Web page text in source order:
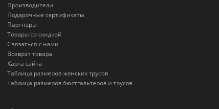
Производители
Подарочные сертификаты
Партнёры
Товары со скидкой
Связаться с нами
Возврат товара
Карта сайта
Таблица размеров женских трусов
Таблица размеров бюстгальтеров и трусов